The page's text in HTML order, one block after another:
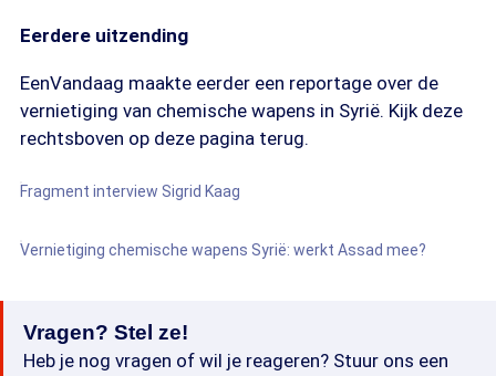
Eerdere uitzending
EenVandaag maakte eerder een reportage over de
vernietiging van chemische wapens in Syrië. Kijk deze
rechtsboven op deze pagina terug.
Fragment interview Sigrid Kaag
Vernietiging chemische wapens Syrië: werkt Assad mee?
Vragen? Stel ze!
Heb je nog vragen of wil je reageren? Stuur ons een